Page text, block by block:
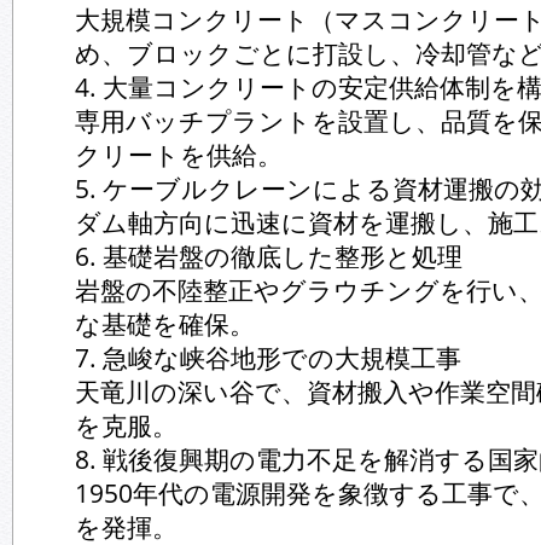
大規模コンクリート（マスコンクリー
め、ブロックごとに打設し、冷却管な
4. 大量コンクリートの安定供給体制を
専用バッチプラントを設置し、品質を
クリートを供給。
5. ケーブルクレーンによる資材運搬の
ダム軸方向に迅速に資材を運搬し、施
6. 基礎岩盤の徹底した整形と処理
岩盤の不陸整正やグラウチングを行い
な基礎を確保。
7. 急峻な峡谷地形での大規模工事
天竜川の深い谷で、資材搬入や作業空
を克服。
8. 戦後復興期の電力不足を解消する国
1950年代の電源開発を象徴する工事で
を発揮。